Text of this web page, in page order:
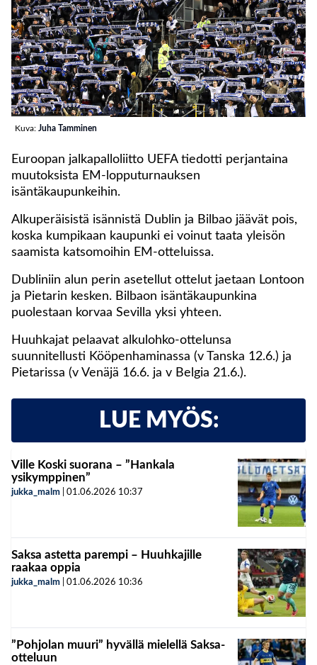
Kuva: Juha Tamminen
Euroopan jalkapalloliitto UEFA tiedotti perjantaina
muutoksista EM-lopputurnauksen
isäntäkaupunkeihin.
Alkuperäisistä isännistä Dublin ja Bilbao jäävät pois,
koska kumpikaan kaupunki ei voinut taata yleisön
saamista katsomoihin EM-otteluissa.
Dubliniin alun perin asetellut ottelut jaetaan Lontoon
ja Pietarin kesken. Bilbaon isäntäkaupunkina
puolestaan korvaa Sevilla yksi yhteen.
Huuhkajat pelaavat alkulohko-ottelunsa
suunnitellusti Kööpenhaminassa (v Tanska 12.6.) ja
Pietarissa (v Venäjä 16.6. ja v Belgia 21.6.).
LUE MYÖS:
Ville Koski suorana – ”Hankala
ysikymppinen”
jukka_malm 01.06.2026 10:37
Saksa astetta parempi – Huuhkajille
raakaa oppia
jukka_malm 01.06.2026 10:36
”Pohjolan muuri” hyvällä mielellä Saksa-
otteluun